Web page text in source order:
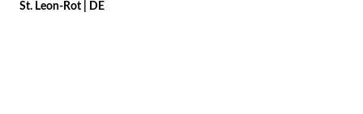
St. Leon-Rot | DE